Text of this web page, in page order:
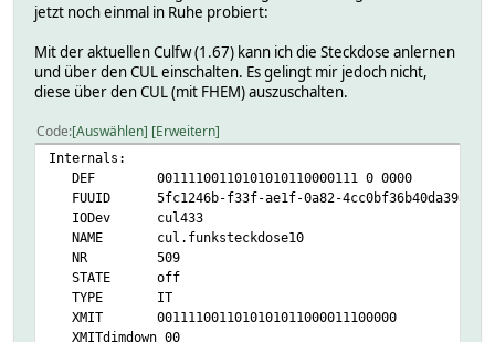
M:TSSTACKED ^\*
N:STACKABLE ^\*
READINGS:
2020-11-27 17:03:52 cmds A B C E e F G h i
2020-11-27 18:11:03 credit10ms 900
2020-11-27 19:06:14 raw
2020-11-27 19:09:13 state Initialized
2019-03-29 19:03:24 uptime 7 23:46:02
Attributes:
DbLogExclude .*
DbLogInclude credit10ms,state
icon cul_cul
model CUL
room CUL
showtime 1
verbose 5
jetzt noch einmal in Ruhe probiert:
Mit der aktuellen Culfw (1.67) kann ich die Steckdose anlernen
und über den CUL einschalten. Es gelingt mir jedoch nicht,
diese über den CUL (mit FHEM) auszuschalten.
Code Auswählen Erweitern
Internals:
DEF 00111100110101010110000111 0 0000
FUUID 5fc1246b-f33f-ae1f-0a82-4cc0bf36b40da39a
IODev cul433
NAME cul.funksteckdose10
NR 509
STATE off
TYPE IT
XMIT 0011110011010101011000011100000
XMITdimdown 00